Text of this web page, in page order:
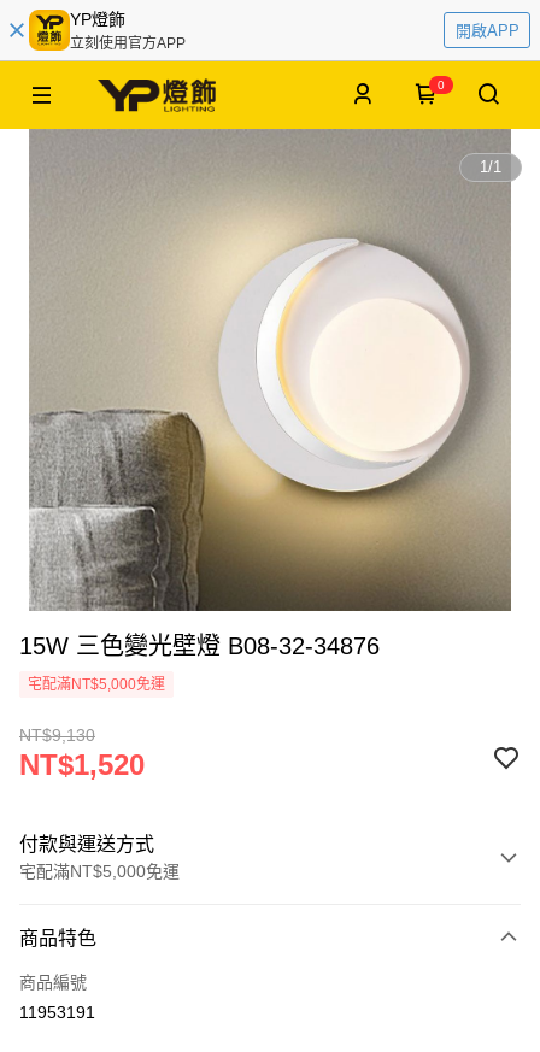
YP燈飾
立刻使用官方APP
開啟APP
0
1/1
15W 三色變光壁燈 B08-32-34876
宅配滿NT$5,000免運
NT$9,130
NT$1,520
付款與運送方式
宅配滿NT$5,000免運
信用卡一次付款
LINE Pay
商品特色
商品編號
11953191